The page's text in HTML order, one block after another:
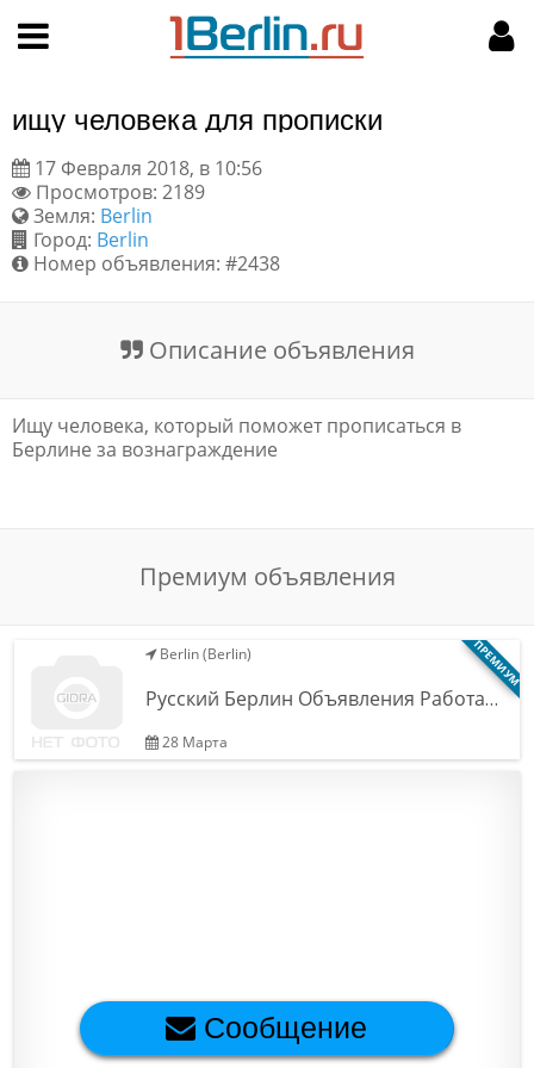
Поиск
Пользовательское соглашение
Правила доски объявлений
Цены на услуги
Новости и статьи
МОЙ АККАУНТ
Мои объявления
ищу человека для прописки
17 Февраля 2018, в 10:56
Просмотров: 2189
Земля: Berlin
Город: Berlin
Номер объявления: #2438
Описание объявления
Ищу человека, который поможет прописаться в
Берлине за вознаграждение
Премиум объявления
ПРЕМИУМ
Berlin (Berlin)
Русский Берлин Объявления Работа…
28 Марта
Сообщение